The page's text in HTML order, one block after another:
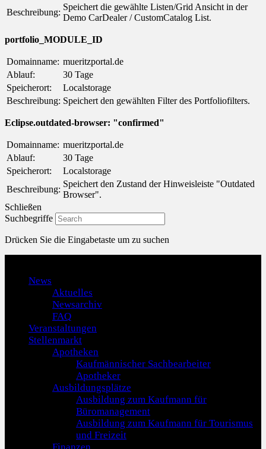
Beschreibung:
Speichert die gewählte Listen/Grid Ansicht in der
Demo CarDealer / CustomCatalog List.
portfolio_MODULE_ID
Domainname: mueritzportal.de
Ablauf:
30 Tage
Speicherort:
Localstorage
Beschreibung: Speichert den gewählten Filter des Portfoliofilters.
Eclipse.outdated-browser: "confirmed"
Domainname: mueritzportal.de
Ablauf:
30 Tage
Speicherort:
Localstorage
Beschreibung:
Speichert den Zustand der Hinweisleiste "Outdated
Browser".
Schließen
Suchbegriffe
Drücken Sie die Eingabetaste um zu suchen
News
Aktuelles
Newsarchiv
FAQ
Veranstaltungen
Stellenmarkt
Apotheken
Kaufmännischer Sachbearbeiter
Apotheker
Ausbildungsplätze
Ausbildung zum Kaufmann für
Büromanagement
Ausbildung zum Kaufmann für Tourismus
und Freizeit